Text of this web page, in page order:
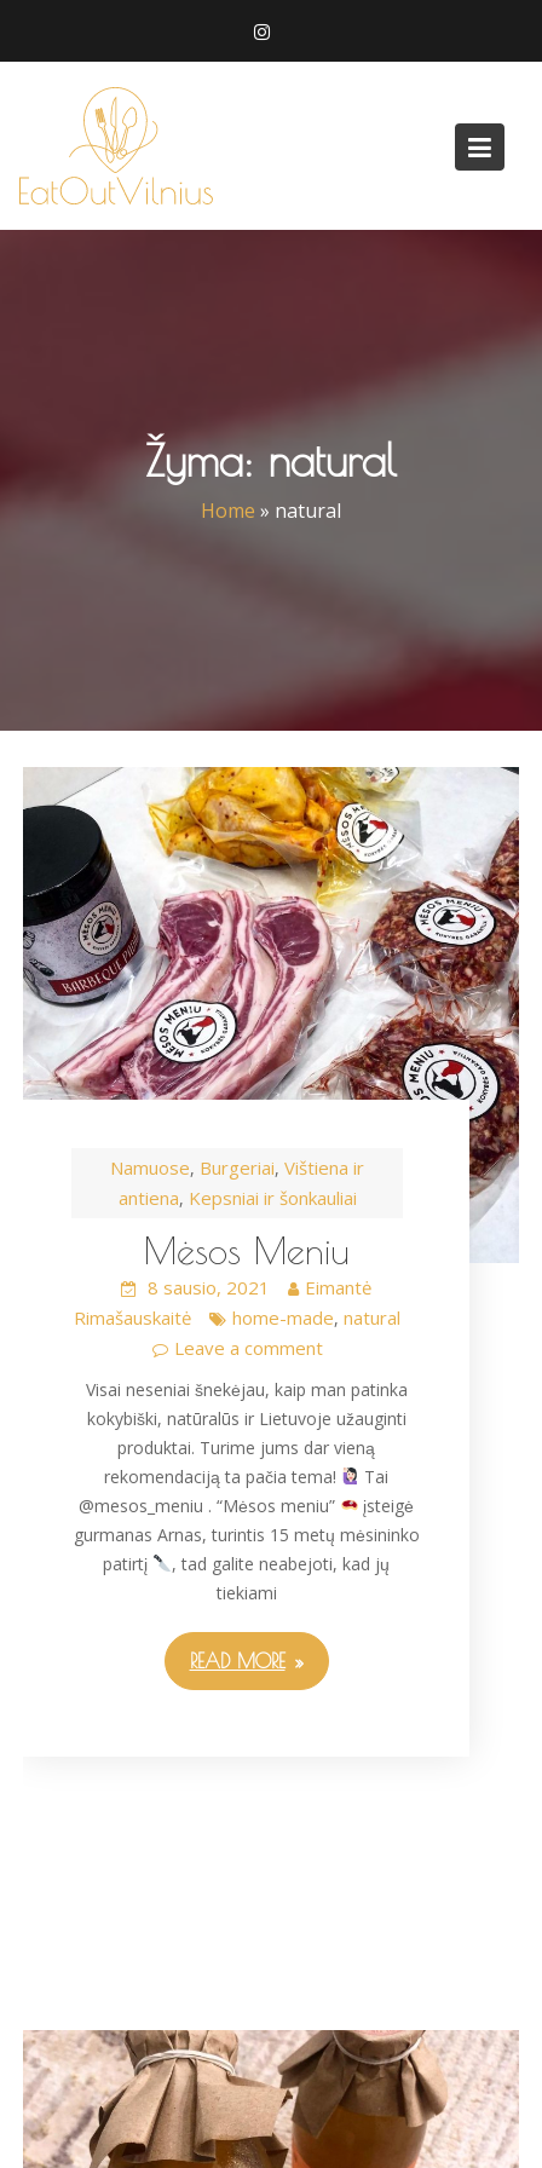
Žyma: natural
Home » natural
Namuose, Burgeriai,Vištiena ir
antiena, Kepsniai ir šonkauliai
Mėsos Meniu
8 sausio, 2021
Eimantė
Rimašauskaitė
home-made,natural
Leave a comment
Visai neseniai šnekėjau, kaip man patinka
kokybiški, natūralūs ir Lietuvoje užauginti
produktai. Turime jums dar vieną
rekomendaciją ta pačia tema!
Tai
@mesos_meniu . “Mėsos meniu”
įsteigė
gurmanas Arnas, turintis 15 metų mėsininko
patirtį
, tad galite neabejoti, kad jų
tiekiami
READ MORE